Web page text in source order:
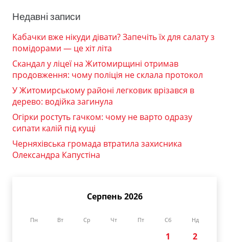
Недавні записи
Кабачки вже нікуди дівати? Запечіть їх для салату з
помідорами — це хіт літа
Скандал у ліцеї на Житомирщині отримав
продовження: чому поліція не склала протокол
У Житомирському районі легковик врізався в
дерево: водійка загинула
Огірки ростуть гачком: чому не варто одразу
сипати калій під кущі
Черняхівська громада втратила захисника
Олександра Капустіна
Серпень 2026
Пн Вт Ср Чт Пт Сб Нд
1
2